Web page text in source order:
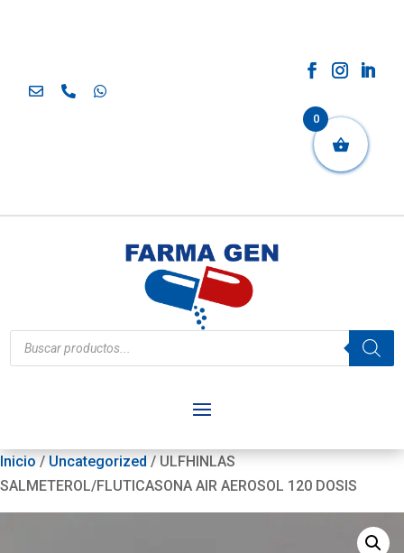
Búsqueda
de
productos
Inicio / Uncategorized / ULFHINLAS
SALMETEROL/FLUTICASONA AIR AEROSOL 120 DOSIS
0